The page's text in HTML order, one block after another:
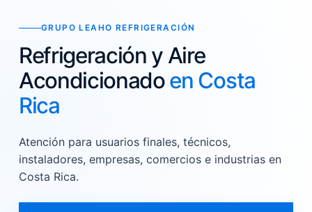
GRUPO LEAHO REFRIGERACIÓN
Refrigeración y Aire
Acondicionadoen Costa
Rica
Atención para usuarios finales, técnicos,
instaladores, empresas, comercios e industrias en
Costa Rica.